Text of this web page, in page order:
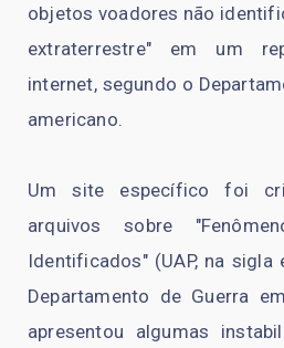
objetos voadores não
extraterrestre" em um
internet, segundo o
americano.
Um site específico foi
arquivos sobre
Identificados" (UAP, na
Departamento de Guerra
apresentou algumas